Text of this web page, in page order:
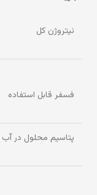
نیتروژن کل
فسفر قابل استفاده
پتاسیم محلول در آب